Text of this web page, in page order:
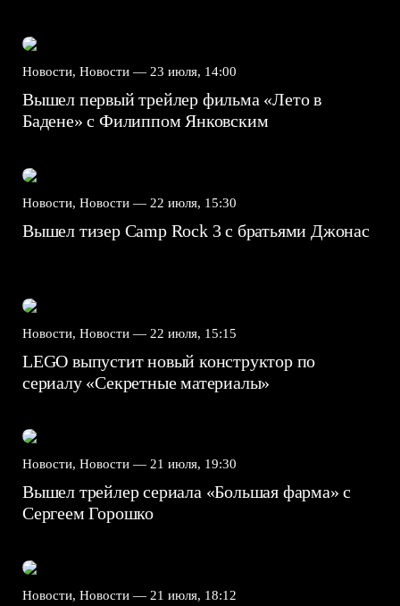
Новости, Новости — 23 июля, 14:00
Вышел первый трейлер фильма «Лето в
Бадене» с Филиппом Янковским
Новости, Новости — 22 июля, 15:30
Вышел тизер Camp Rock 3 с братьями Джонас
Новости, Новости — 22 июля, 15:15
LEGO выпустит новый конструктор по
сериалу «Секретные материалы»
Новости, Новости — 21 июля, 19:30
Вышел трейлер сериала «Большая фарма» с
Сергеем Горошко
Новости, Новости — 21 июля, 18:12